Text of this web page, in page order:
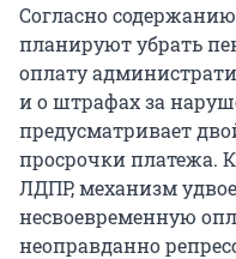
Согласно
планируют убрать
оплату
и о штрафах за
предусматривает
просрочки платежа.
ЛДПР, механизм
несвоевременную
неоправданно